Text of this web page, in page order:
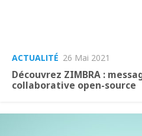
ACTUALITÉ 26 Mai 2021
Découvrez ZIMBRA :
collaborative open-source